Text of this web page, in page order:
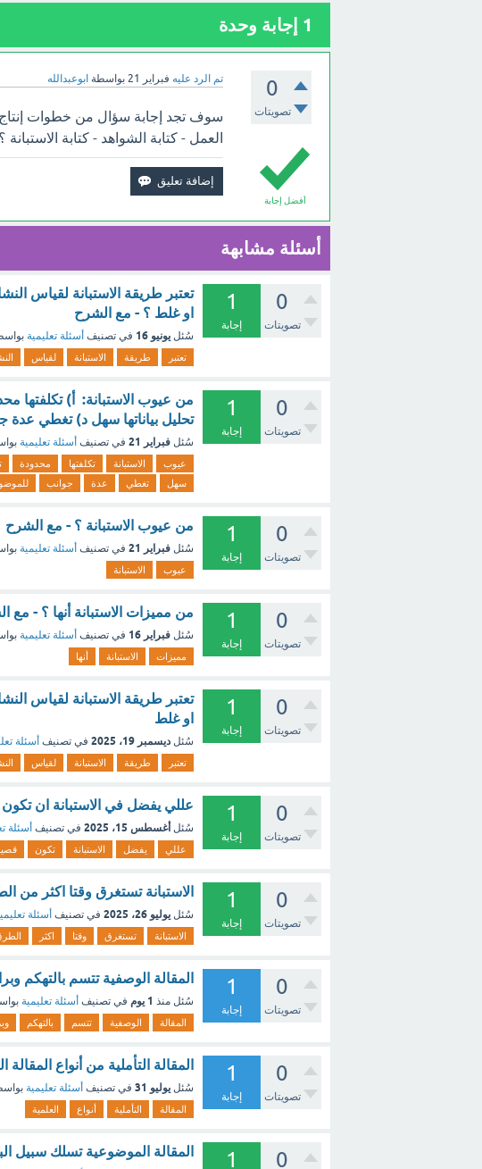
1 إجابة وحدة
0
تصويتات
تم الرد عليه فبراير 21 بواسطة ابوعبدالله
أفضل إجابة
سوف تجد إجابة سؤال من خطوات إنتاج
العمل - كتابة الشواهد - كتابة الاستبانة
أسئلة مشابهة
0
تصويتات
1
إجابة
تعتبر طريقة الاستبانة لقياس
او غلط ؟ - مع الشرح
سُئل يونيو 16 في تصنيف أسئلة تعليمية
تعتبر طريقة الاستبانة لقياس
0
تصويتات
1
إجابة
من عيوب الاستبانة: أ) تكلفتها
تحليل بياناتها سهل د) تغطي
سُئل فبراير 21 في تصنيف أسئلة تعليمية
عيوب الاستبانة تكلفتها محدودة
سهل
تغطي عدة جوانب
0
تصويتات
1
إجابة
من عيوب الاستبانة ؟ - مع الشرح
سُئل فبراير 21 في تصنيف أسئلة تعليمية
عيوب الاستبانة
0
تصويتات
1
إجابة
من مميزات الاستبانة أنها ؟ - مع
سُئل فبراير 16 في تصنيف أسئلة تعليمية
مميزات الاستبانة أنها
0
تصويتات
1
إجابة
تعتبر طريقة الاستبانة لقياس
او غلط
سُئل ديسمبر 19، 2025 في تصنيف أسئلة
تعتبر طريقة الاستبانة لقياس
0
تصويتات
1
إجابة
عللي يفضل في الاستبانة ان
سُئل أغسطس 15، 2025 في تصنيف أسئلة
عللي يفضل الاستبانة تكون
0
تصويتات
1
إجابة
الاستبانة تستغرق وقتا اكثر من
سُئل يوليو 26، 2025 في تصنيف أسئلة
الاستبانة تستغرق وقتا اكثر
0
تصويتات
1
إجابة
المقالة الوصفية تتسم بالتهكم
سُئل منذ 1 يوم في تصنيف أسئلة تعليمية
المقالة الوصفية تتسم بالتهكم
0
تصويتات
1
إجابة
المقالة التأملية من أنواع
سُئل يوليو 31 في تصنيف أسئلة تعليمية
المقالة التأملية أنواع العلمية
0
1 المقالة الموضوعية تسلك سبيل